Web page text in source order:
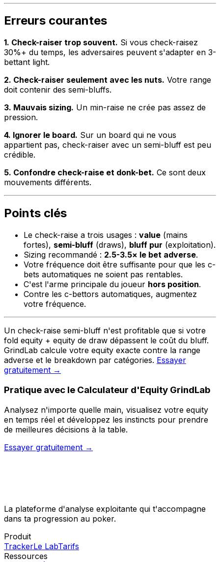
Erreurs courantes
1. Check-raiser trop souvent. Si vous check-raisez
30%+ du temps, les adversaires peuvent s'adapter en 3-
bettant light.
2. Check-raiser seulement avec les nuts. Votre range
doit contenir des semi-bluffs.
3. Mauvais sizing. Un min-raise ne crée pas assez de
pression.
4. Ignorer le board. Sur un board qui ne vous
appartient pas, check-raiser avec un semi-bluff est peu
crédible.
5. Confondre check-raise et donk-bet. Ce sont deux
mouvements différents.
Points clés
Le check-raise a trois usages : value (mains
fortes), semi-bluff (draws), bluff pur (exploitation).
Sizing recommandé : 2.5-3.5× le bet adverse.
Votre fréquence doit être suffisante pour que les c-
bets automatiques ne soient pas rentables.
C'est l'arme principale du joueur hors position.
Contre les c-bettors automatiques, augmentez
votre fréquence.
Un check-raise semi-bluff n'est profitable que si votre
fold equity + equity de draw dépassent le coût du bluff.
GrindLab calcule votre equity exacte contre la range
adverse et le breakdown par catégories. Essayer
gratuitement →
Pratique avec le Calculateur d'Equity GrindLab
Analysez n'importe quelle main, visualisez votre equity
en temps réel et développez les instincts pour prendre
de meilleures décisions à la table.
Essayer gratuitement →
La plateforme d'analyse exploitante qui t'accompagne
dans ta progression au poker.
Produit
TrackerLe LabTarifs
Ressources